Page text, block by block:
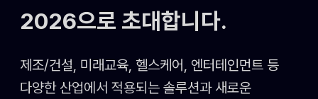
2026으로 초대합니다.
제조/건설, 미래교육, 헬스케어, 엔터테인먼트 등
다양한 산업에서 적용되는 솔루션과 새로운